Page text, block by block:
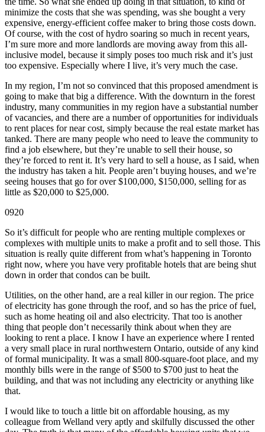
minimize the costs that she was spending, was she bought a very
expensive, energy-efficient coffee maker to bring those costs down.
Of course, with the cost of hydro soaring so much in recent years,
I’m sure more and more landlords are moving away from this all-
inclusive model, because it simply poses too much risk and it’s just
too expensive. Especially where I live, it’s very much the case.
In my region, I’m not so convinced that this proposed amendment is
going to make that big a difference. With the downturn in the forest
industry, many communities in my region have a substantial number
of vacancies, and there are a number of opportunities for individuals
to rent places for near cost, simply because the real estate market has
tanked. There are many people who need to leave the community to
find a job elsewhere, but they’re unable to sell their house, so
they’re forced to rent it. It’s very hard to sell a house, as I said, when
the industry has taken a hit. People aren’t buying houses, and we’re
seeing houses that go for over $100,000, $150,000, selling for as
little as $20,000 to $25,000.
0920
So it’s difficult for people who are renting multiple complexes or
complexes with multiple units to make a profit and to sell those. This
situation is really quite different from what’s happening in Toronto
right now, where you have very profitable hotels that are being shut
down in order that condos can be built.
Utilities, on the other hand, are a real killer in our region. The price
of electricity has gone through the roof, and so has the price of fuel,
such as home heating oil and also electricity. That too is another
thing that people don’t necessarily think about when they are
looking to rent a place. I know I have an experience where I rented
a very small place in rural northwestern Ontario, outside of any kind
of formal municipality. It was a small 800-square-foot place, and my
monthly bills were in the range of $500 to $700 just to heat the
building, and that was not including any electricity or anything like
that.
I would like to touch a little bit on affordable housing, as my
colleague from Welland very aptly and skilfully discussed the other